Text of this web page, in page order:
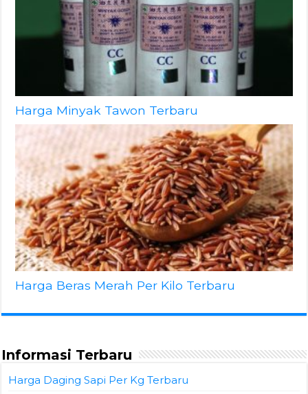
Harga Minyak Tawon Terbaru
Harga Beras Merah Per Kilo Terbaru
Informasi Terbaru
Harga Daging Sapi Per Kg Terbaru